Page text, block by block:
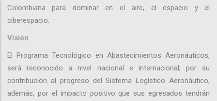
Colombiana para dominar en el aire, el espacio y el
ciberespacio.
Visión
El Programa Tecnológico en Abastecimientos Aeronáuticos,
será reconocido a nivel nacional e internacional, por su
contribución al progreso del Sistema Logístico Aeronáutico,
además, por el impacto positivo que sus egresados tendrán